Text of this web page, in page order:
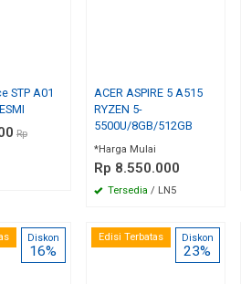
STP A01
Rp
ACER ASPIRE 5 A515
RYZEN 5-
5500U/8GB/512GB
*Harga Mulai
Rp 8.550.000
Tersedia / LN5
Diskon
16%
Edisi Terbatas Diskon
23%